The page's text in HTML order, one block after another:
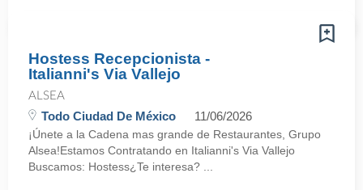
Hostess Recepcionista -
Italianni's Via Vallejo
ALSEA
Todo Ciudad De México 11/06/2026
¡Únete a la Cadena mas grande de Restaurantes, Grupo
Alsea!Estamos Contratando en Italianni's Via Vallejo
Buscamos: Hostess¿Te interesa? ...